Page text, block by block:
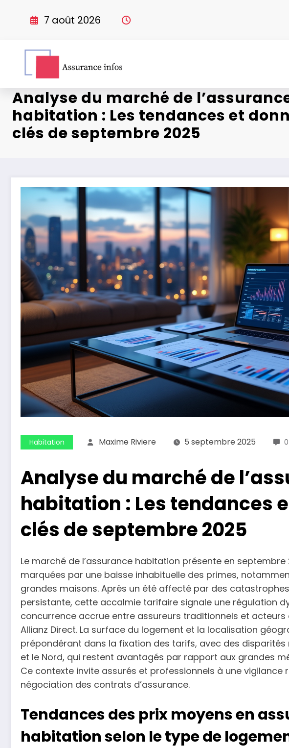
7 août 2026
Analyse du marché de
habitation : Les tendances et
clés de septembre 2025
Habitation Maxime Riviere 5 septembre 2025
Analyse du marché de
habitation : Les tendances
clés de septembre 2025
Le marché de l’assurance habitation présente en
marquées par une baisse inhabituelle des primes,
grandes maisons. Après un été affecté par des
persistante, cette accalmie tarifaire signale une régulation
concurrence accrue entre assureurs traditionnels et acteurs
Allianz Direct. La surface du logement et la localisation
prépondérant dans la fixation des tarifs, avec des disparités
et le Nord, qui restent avantagés par rapport aux grandes
Ce contexte invite assurés et professionnels à une vigilance
négociation des contrats d’assurance.
Tendances des prix moyens en
habitation selon le type de